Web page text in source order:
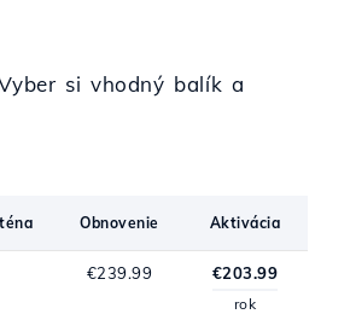
si vhodný balík a
Obnovenie Aktivácia
€239.99 €203.99
rok